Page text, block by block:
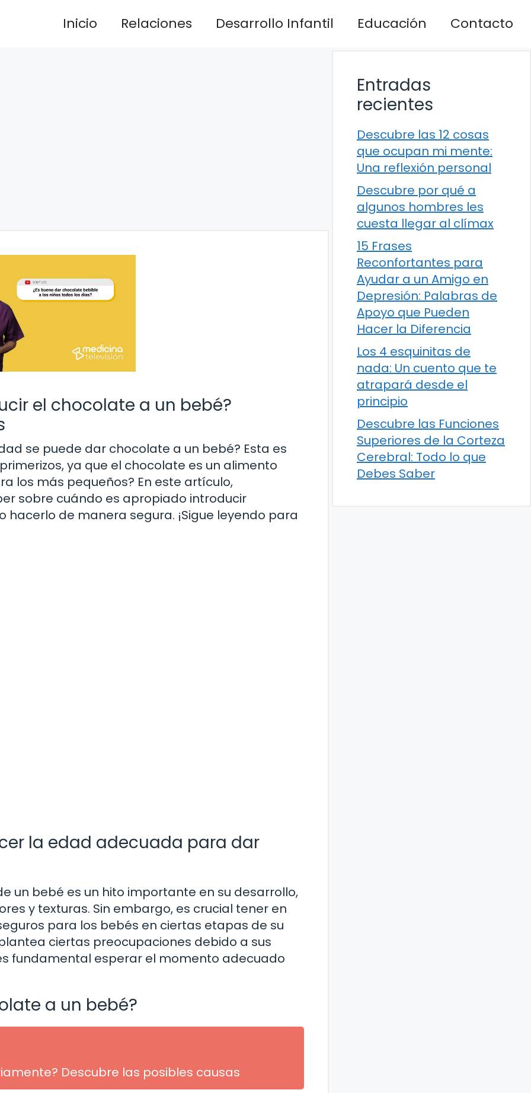
Inicio Relaciones Desarrollo Infantil Educación Contacto
el chocolate a un bebé?
se puede dar chocolate a un bebé? Esta es
ya que el chocolate es un alimento
los más pequeños? En este artículo,
sobre cuándo es apropiado introducir
de manera segura. ¡Sigue leyendo para
la edad adecuada para dar
un bebé es un hito importante en su desarrollo,
y texturas. Sin embargo, es crucial tener en
para los bebés en ciertas etapas de su
ciertas preocupaciones debido a sus
fundamental esperar el momento adecuado
a un bebé?
Descubre las posibles causas
Entradas
recientes
Descubre las 12 cosas
que ocupan mi mente:
Una reflexión personal
Descubre por qué a
algunos hombres les
cuesta llegar al clímax
15 Frases
Reconfortantes para
Ayudar a un Amigo en
Depresión: Palabras de
Apoyo que Pueden
Hacer la Diferencia
Los 4 esquinitas de
nada: Un cuento que te
atrapará desde el
principio
Descubre las Funciones
Superiores de la Corteza
Cerebral: Todo lo que
Debes Saber